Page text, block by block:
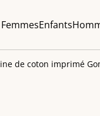
FemmesEnfants
de coton imprimé